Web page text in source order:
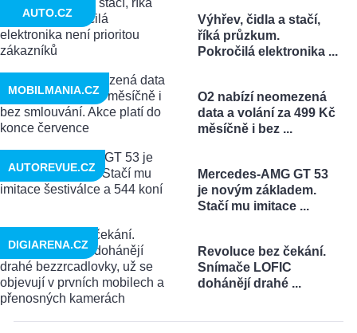
Výhřev, čidla a stačí,
říká průzkum.
Pokročilá elektronika ...
AUTO.CZ
O2 nabízí neomezená
data a volání za 499 Kč
měsíčně i bez ...
MOBILMANIA.CZ
Mercedes-AMG GT 53
je novým základem.
Stačí mu imitace ...
AUTOREVUE.CZ
Revoluce bez čekání.
Snímače LOFIC
dohánějí drahé ...
DIGIARENA.CZ